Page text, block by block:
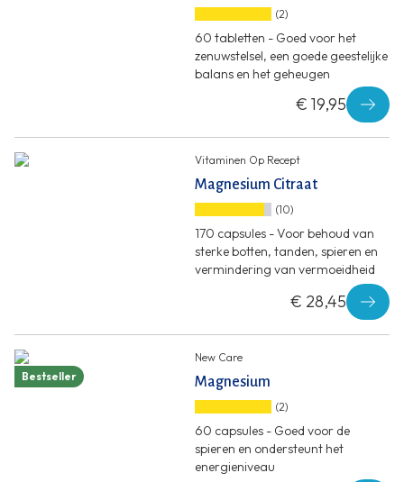
(2)
60 tabletten - Goed voor het
zenuwstelsel, een goede geestelijke
balans en het geheugen
€ 19,95
Vitaminen Op Recept
Magnesium Citraat
(10)
170 capsules - Voor behoud van
sterke botten, tanden, spieren en
vermindering van vermoeidheid
€ 28,45
Bestseller
New Care
Magnesium
(2)
60 capsules - Goed voor de
spieren en ondersteunt het
energieniveau